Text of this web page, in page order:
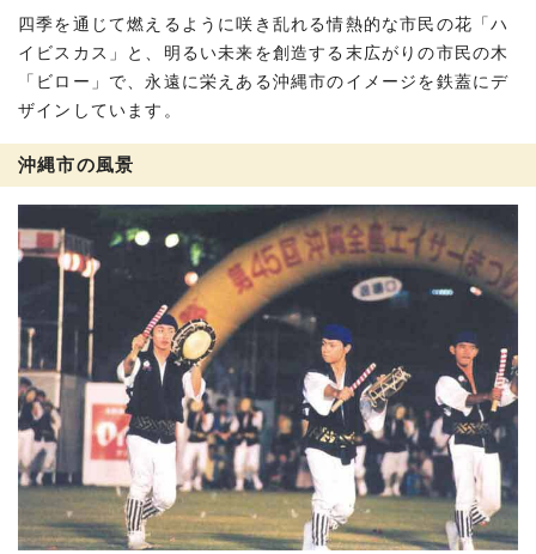
四季を通じて燃えるように咲き乱れる情熱的な市民の花「ハ
イビスカス」と、明るい未来を創造する末広がりの市民の木
「ビロー」で、永遠に栄えある沖縄市のイメージを鉄蓋にデ
ザインしています。
沖縄市の風景